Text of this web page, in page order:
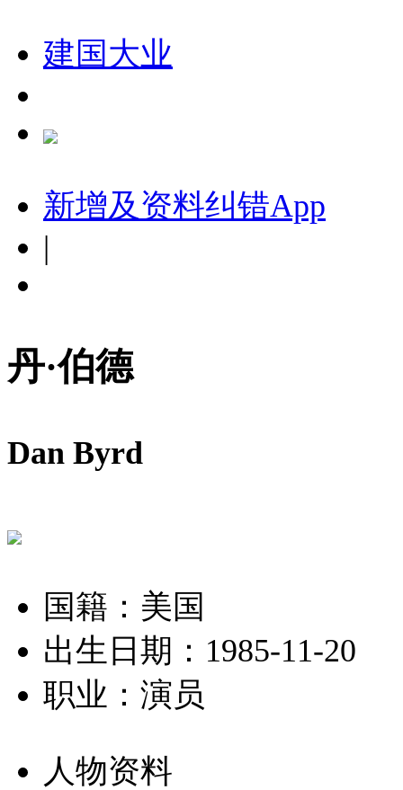
建国大业
新增及资料纠错App
|
丹·伯德
Dan Byrd
国籍：美国
出生日期：1985-11-20
职业：演员
人物资料